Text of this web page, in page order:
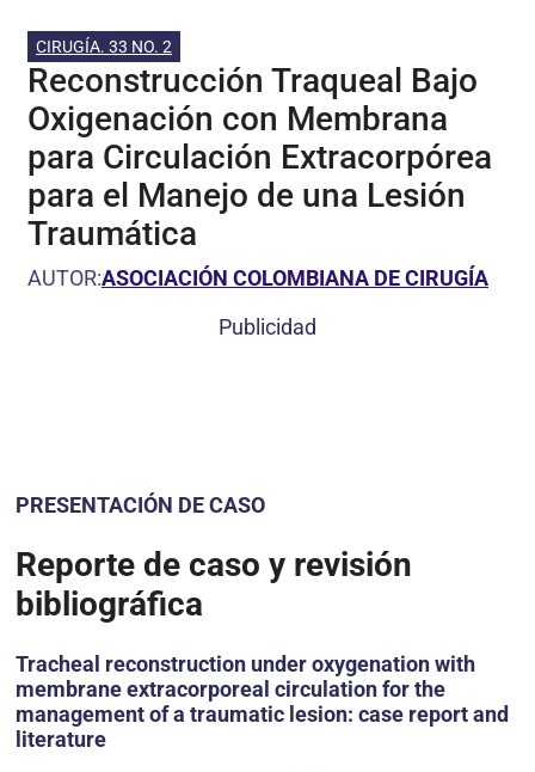
CIRUGÍA. 33 NO. 2
Reconstrucción Traqueal Bajo
Oxigenación con Membrana
para Circulación Extracorpórea
para el Manejo de una Lesión
Traumática
AUTOR:ASOCIACIÓN COLOMBIANA DE CIRUGÍA
Publicidad
PRESENTACIÓN DE CASO
Reporte de caso y revisión
bibliográfica
Tracheal reconstruction under oxygenation with
membrane extracorporeal circulation for the
management of a traumatic lesion: case report and
literature